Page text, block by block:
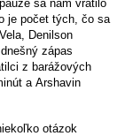
sa nám vrátilo
je počet tých, čo sa
Denilson
zápas
z barážových
a Arshavin
otázok